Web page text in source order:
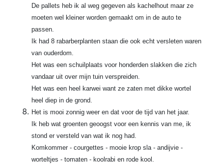
De pallets heb ik al weg gegeven als kachelhout maar ze
moeten wel kleiner worden gemaakt om in de auto te
passen.
Ik had 8 rabarberplanten staan die ook echt versleten waren
van ouderdom.
Het was een schuilplaats voor honderden slakken die zich
vandaar uit over mijn tuin verspreiden.
Het was een heel karwei want ze zaten met dikke wortel
heel diep in de grond.
Het is mooi zonnig weer en dat voor de tijd van het jaar.
Ik heb wat groenten geoogst voor een kennis van me, ik
stond er versteld van wat ik nog had.
Komkommer - courgettes - mooie krop sla - andijvie -
worteltjes - tomaten - koolrabi en rode kool.